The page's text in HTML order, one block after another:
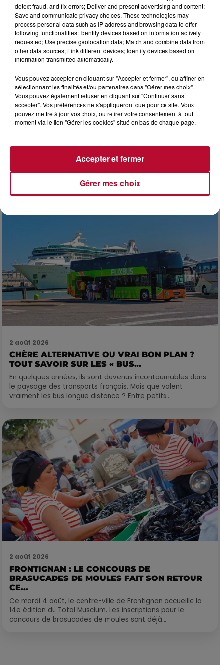
NOS IDÉES DE SORTIES POUR CETTE SEMAINE
Début août, c’est le cœur de l’été. La semaine débute, et
comme tous les lundis de l’été, on ouvre l’agenda qui est
encore bien rempli ! Entre sessions...
2 août 2026
CHÈRE ALTERNATIVE OU VRAI BON PLAN ?
TOUT SAVOIR SUR LES « BUS...
En quelques années, ils sont devenus incontournables dans
le paysage des transports français. Mais que valent
vraiment les bus longue distance ? Entre petits...
2 août 2026
FRONTIGNAN : LE CONCOURS DE
BRASUCADES DE MOULES FAIT SON RETOUR
CE...
Ce mardi 4 août, le centre-ville de Frontignan accueille la
14e édition du Total Musclum. Les inscriptions pour le
concours de brasucades de moules sont déjà...
detect fraud, and fix errors; Deliver and present advertising and content;
Save and communicate privacy choices. These technologies may
process personal data such as IP address and browsing data to offer
following functionalities: Identify devices based on information actively
requested; Use precise geolocation data; Match and combine data from
other data sources; Link different devices; Identify devices based on
information transmitted automatically.
Vous pouvez accepter en cliquant sur "Accepter et fermer", ou affiner en
sélectionnant les finalités et/ou partenaires dans "Gérer mes choix".
Vous pouvez également refuser en cliquant sur "Continuer sans
accepter". Vos préférences ne s'appliqueront que pour ce site. Vous
pouvez mettre à jour vos choix, ou retirer votre consentement à tout
moment via le lien "Gérer les cookies" situé en bas de chaque page.
Gérer mes choix
Accepter et fermer